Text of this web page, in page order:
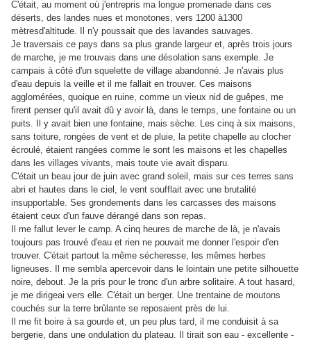
C'était, au moment où j'entrepris ma longue promenade dans ces
déserts, des landes nues et monotones, vers 1200 à1300
mètresd'altitude. Il n'y poussait que des lavandes sauvages.
Je traversais ce pays dans sa plus grande largeur et, après trois jours
de marche, je me trouvais dans une désolation sans exemple. Je
campais à côté d'un squelette de village abandonné. Je n'avais plus
d'eau depuis la veille et il me fallait en trouver. Ces maisons
agglomérées, quoique en ruine, comme un vieux nid de guêpes, me
firent penser qu'il avait dû y avoir là, dans le temps, une fontaine ou un
puits. Il y avait bien une fontaine, mais sèche. Les cinq à six maisons,
sans toiture, rongées de vent et de pluie, la petite chapelle au clocher
écroulé, étaient rangées comme le sont les maisons et les chapelles
dans les villages vivants, mais toute vie avait disparu.
C'était un beau jour de juin avec grand soleil, mais sur ces terres sans
abri et hautes dans le ciel, le vent soufflait avec une brutalité
insupportable. Ses grondements dans les carcasses des maisons
étaient ceux d'un fauve dérangé dans son repas.
Il me fallut lever le camp. A cinq heures de marche de là, je n'avais
toujours pas trouvé d'eau et rien ne pouvait me donner l'espoir d'en
trouver. C'était partout la même sécheresse, les mêmes herbes
ligneuses. Il me sembla apercevoir dans le lointain une petite silhouette
noire, debout. Je la pris pour le tronc d'un arbre solitaire. A tout hasard,
je me dirigeai vers elle. C'était un berger. Une trentaine de moutons
couchés sur la terre brûlante se reposaient près de lui.
Il me fit boire à sa gourde et, un peu plus tard, il me conduisit à sa
bergerie, dans une ondulation du plateau. Il tirait son eau - excellente -